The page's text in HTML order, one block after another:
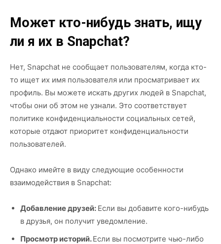
Может кто-нибудь знать, ищу
ли я их в Snapchat?
Нет, Snapchat не сообщает пользователям, когда кто-
то ищет их имя пользователя или просматривает их
профиль. Вы можете искать других людей в Snapchat,
чтобы они об этом не узнали. Это соответствует
политике конфиденциальности социальных сетей,
которые отдают приоритет конфиденциальности
пользователей.
Однако имейте в виду следующие особенности
взаимодействия в Snapchat:
Добавление друзей: Если вы добавите кого-нибудь
в друзья, он получит уведомление.
Просмотр историй.Если вы посмотрите чью-либо